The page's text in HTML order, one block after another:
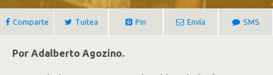
Comparte Tuitea Pin Envía SMS
Por Adalberto Agozino.